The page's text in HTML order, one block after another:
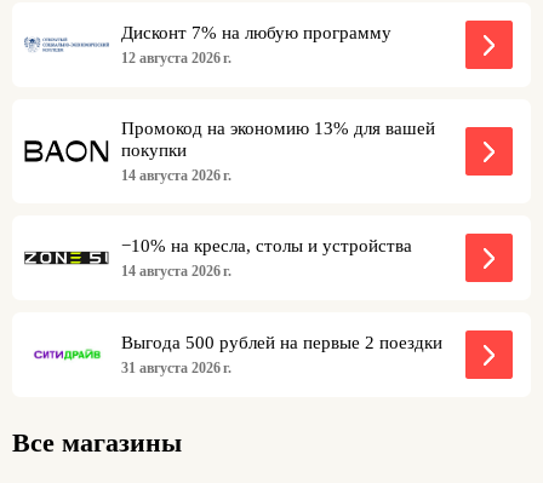
Дисконт 7% на любую программу
12 августа 2026 г.
Промокод на экономию 13% для вашей
покупки
14 августа 2026 г.
−10% на кресла, столы и устройства
14 августа 2026 г.
Выгода 500 рублей на первые 2 поездки
31 августа 2026 г.
Все магазины